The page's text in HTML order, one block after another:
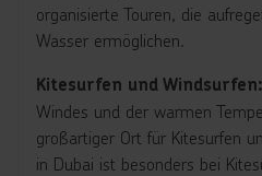
organisierte Touren, die
Wasser ermöglichen.
Kitesurfen und Windsurfen:
Windes und der warmen
großartiger Ort für Kitesurfen
in Dubai ist besonders bei